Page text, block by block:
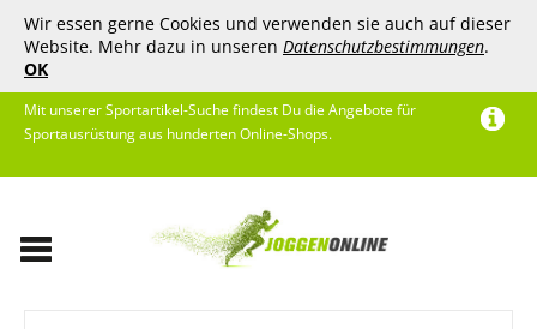
Wir essen gerne Cookies und verwenden sie auch auf dieser
Website. Mehr dazu in unseren Datenschutzbestimmungen.
OK
Mit unserer Sportartikel-Suche findest Du die Angebote für
Sportausrüstung aus hunderten Online-Shops.